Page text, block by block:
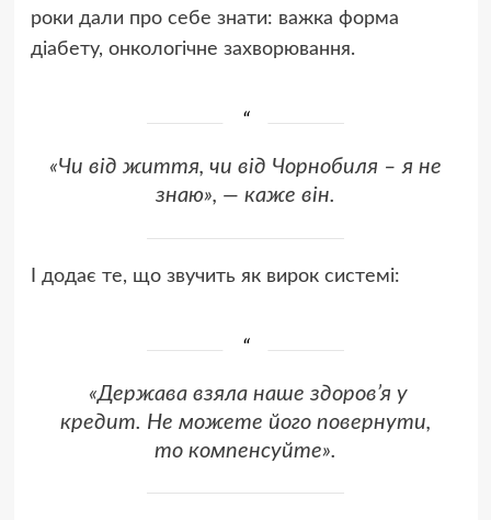
роки дали про себе знати: важка форма
діабету, онкологічне захворювання.
«Чи від життя, чи від Чорнобиля – я не
знаю», — каже він.
І додає те, що звучить як вирок системі:
«Держава взяла наше здоров’я у
кредит. Не можете його повернути,
то компенсуйте».